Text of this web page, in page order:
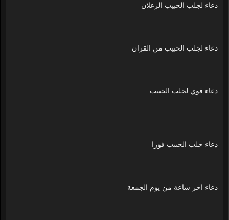
دعاء لجلب الحبيب الزعلان
دعاء لجلب الحبيب من القران
دعاء قوي لجلب الحبيب
دعاء جلب الحبيب فورا
دعاء اخر ساعة من يوم الجمعة